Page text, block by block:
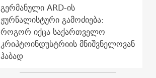
გერმანული ARD-ის
ჟურნალისტური გამოძიება:
როგორ იქცა საქართველო
კრიპტოინდუსტრიის მნიშვნელოვან
ჰაბად